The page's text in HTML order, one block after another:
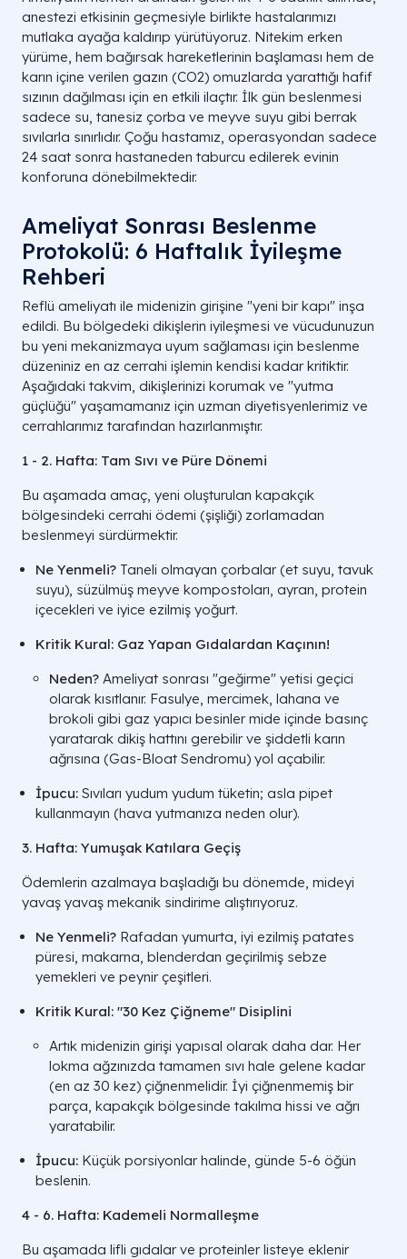
anestezi etkisinin geçmesiyle birlikte hastalarımızı
mutlaka ayağa kaldırıp yürütüyoruz. Nitekim erken
yürüme, hem bağırsak hareketlerinin başlaması hem de
karın içine verilen gazın (CO2) omuzlarda yarattığı hafif
sızının dağılması için en etkili ilaçtır. İlk gün beslenmesi
sadece su, tanesiz çorba ve meyve suyu gibi berrak
sıvılarla sınırlıdır. Çoğu hastamız, operasyondan sadece
24 saat sonra hastaneden taburcu edilerek evinin
konforuna dönebilmektedir.
Ameliyat Sonrası Beslenme
Protokolü: 6 Haftalık İyileşme
Rehberi
Reflü ameliyatı ile midenizin girişine "yeni bir kapı" inşa
edildi. Bu bölgedeki dikişlerin iyileşmesi ve vücudunuzun
bu yeni mekanizmaya uyum sağlaması için beslenme
düzeniniz en az cerrahi işlemin kendisi kadar kritiktir.
Aşağıdaki takvim, dikişlerinizi korumak ve "yutma
güçlüğü" yaşamamanız için uzman diyetisyenlerimiz ve
cerrahlarımız tarafından hazırlanmıştır.
1 - 2. Hafta: Tam Sıvı ve Püre Dönemi
Bu aşamada amaç, yeni oluşturulan kapakçık
bölgesindeki cerrahi ödemi (şişliği) zorlamadan
beslenmeyi sürdürmektir.
Ne Yenmeli? Taneli olmayan çorbalar (et suyu, tavuk
suyu), süzülmüş meyve kompostoları, ayran, protein
içecekleri ve iyice ezilmiş yoğurt.
Kritik Kural: Gaz Yapan Gıdalardan Kaçının!
Neden? Ameliyat sonrası "geğirme" yetisi geçici
olarak kısıtlanır. Fasulye, mercimek, lahana ve
brokoli gibi gaz yapıcı besinler mide içinde basınç
yaratarak dikiş hattını gerebilir ve şiddetli karın
ağrısına (Gas-Bloat Sendromu) yol açabilir.
İpucu: Sıvıları yudum yudum tüketin; asla pipet
kullanmayın (hava yutmanıza neden olur).
3. Hafta: Yumuşak Katılara Geçiş
Ödemlerin azalmaya başladığı bu dönemde, mideyi
yavaş yavaş mekanik sindirime alıştırıyoruz.
Ne Yenmeli? Rafadan yumurta, iyi ezilmiş patates
püresi, makarna, blenderdan geçirilmiş sebze
yemekleri ve peynir çeşitleri.
Kritik Kural: "30 Kez Çiğneme" Disiplini
Artık midenizin girişi yapısal olarak daha dar. Her
lokma ağzınızda tamamen sıvı hale gelene kadar
(en az 30 kez) çiğnenmelidir. İyi çiğnenmemiş bir
parça, kapakçık bölgesinde takılma hissi ve ağrı
yaratabilir.
İpucu: Küçük porsiyonlar halinde, günde 5-6 öğün
beslenin.
4 - 6. Hafta: Kademeli Normalleşme
Bu aşamada lifli gıdalar ve proteinler listeye eklenir